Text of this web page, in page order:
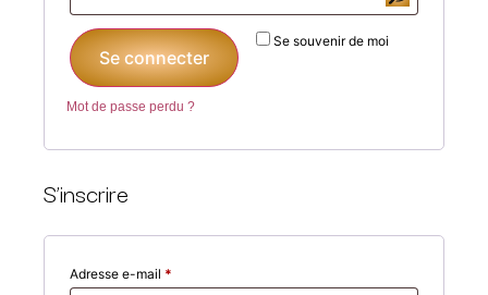
Se souvenir de moi
Se connecter
Mot de passe perdu ?
S’inscrire
Adresse e-mail *